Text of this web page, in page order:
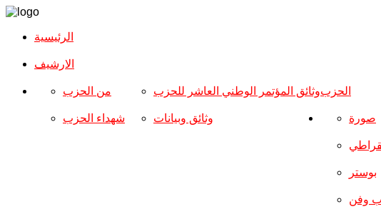
الرئيسية
الارشیف
الحزب من الحزب
شهداء الحزب
وثائق المؤتمر الوطني العاشر للحزب
وثائق وبيانات صورة
بوستر
وفن